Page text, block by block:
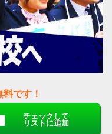
料です！
チェックして
リストに追加